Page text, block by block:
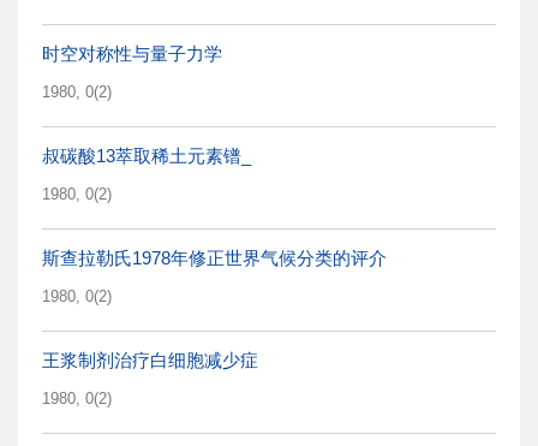
时空对称性与量子力学
1980, 0(2)
叔碳酸13萃取稀土元素镨_
1980, 0(2)
斯查拉勒氏1978年修正世界气候分类的评介
1980, 0(2)
王浆制剂治疗白细胞减少症
1980, 0(2)